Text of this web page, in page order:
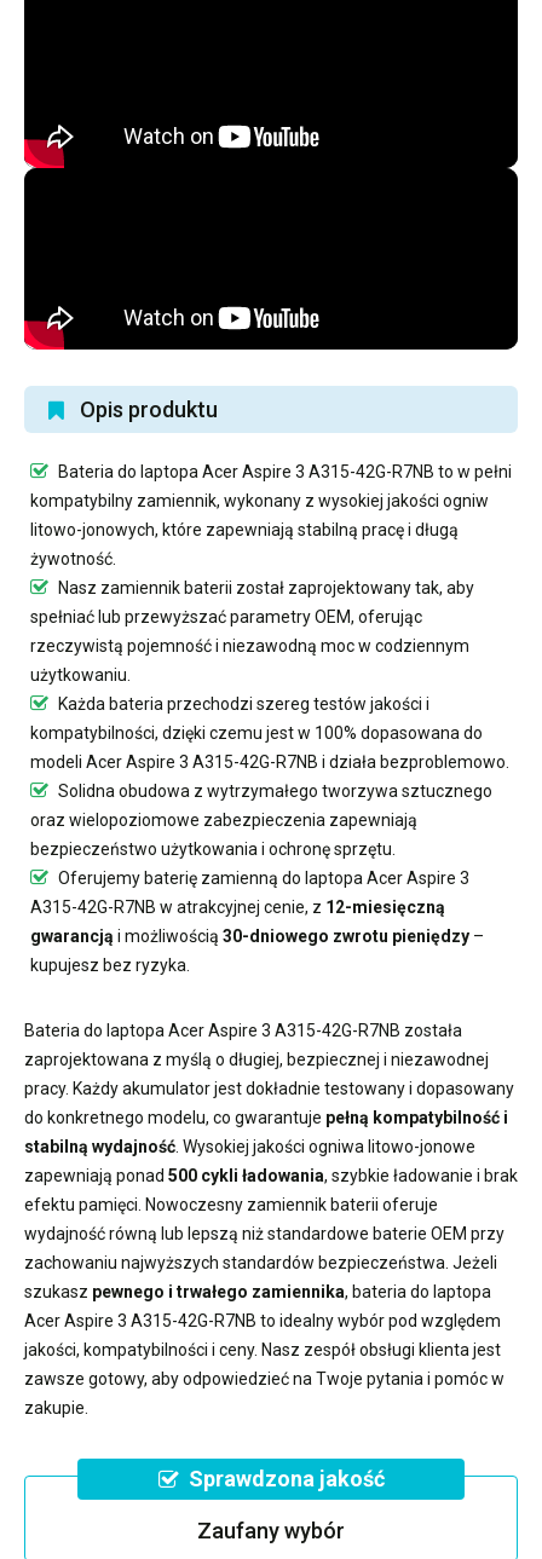
Opis produktu
Bateria do laptopa Acer Aspire 3 A315-42G-R7NB to w pełni
kompatybilny zamiennik, wykonany z wysokiej jakości ogniw
litowo-jonowych, które zapewniają stabilną pracę i długą
żywotność.
Nasz zamiennik baterii został zaprojektowany tak, aby
spełniać lub przewyższać parametry OEM, oferując
rzeczywistą pojemność i niezawodną moc w codziennym
użytkowaniu.
Każda bateria przechodzi szereg testów jakości i
kompatybilności, dzięki czemu jest w 100% dopasowana do
modeli Acer Aspire 3 A315-42G-R7NB i działa bezproblemowo.
Solidna obudowa z wytrzymałego tworzywa sztucznego
oraz wielopoziomowe zabezpieczenia zapewniają
bezpieczeństwo użytkowania i ochronę sprzętu.
Oferujemybaterię zamienną do laptopa Acer Aspire 3
A315-42G-R7NB w atrakcyjnej cenie, z 12-miesięczną
gwarancją i możliwością 30-dniowego zwrotu pieniędzy –
kupujesz bez ryzyka.
Bateria do laptopa Acer Aspire 3 A315-42G-R7NB została
zaprojektowana z myślą o długiej, bezpiecznej i niezawodnej
pracy. Każdy akumulator jest dokładnie testowany i dopasowany
do konkretnego modelu, co gwarantuje pełną kompatybilność i
stabilną wydajność . Wysokiej jakości ogniwa litowo-jonowe
zapewniają ponad 500 cykli ładowania, szybkie ładowanie i brak
efektu pamięci. Nowoczesny zamiennik baterii oferuje
wydajność równą lub lepszą niż standardowe baterie OEM przy
zachowaniu najwyższych standardów bezpieczeństwa. Jeżeli
szukasz pewnego i trwałego zamiennika, bateria do laptopa
Acer Aspire 3 A315-42G-R7NB to idealny wybór pod względem
jakości, kompatybilności i ceny. Nasz zespół obsługi klienta jest
zawsze gotowy, aby odpowiedzieć na Twoje pytania i pomóc w
zakupie.
Sprawdzona jakość
Zaufany wybór